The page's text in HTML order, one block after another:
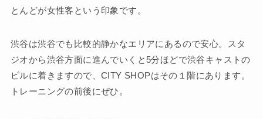
とんどが女性客 という印象です。
渋谷は渋谷でも比較的静かなエリアにあるので安心。スタ
ジオから渋谷方面に進んでいくと5分ほどで渋谷キャストの
ビルに着きますので、CITY SHOPはその１階にあります。
トレーニングの前後にぜひ。